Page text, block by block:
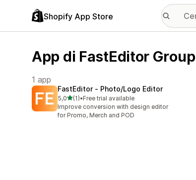
Shopify App Store
App di FastEditor
1 app
FastEditor ‑ Photo/Logo Editor
5,0stelle su 5
(1)
1 recensioni totali
•Free trial available
Improve conversion with design editor
for Promo, Merch and POD